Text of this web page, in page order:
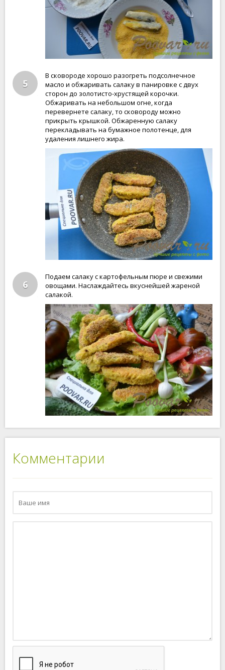
5
В сковороде хорошо разогреть подсолнечное
масло и обжаривать салаку в панировке с двух
сторон до золотисто-хрустящей корочки.
Обжаривать на небольшом огне, когда
перевернете салаку, то сковороду можно
прикрыть крышкой. Обжаренную салаку
перекладывать на бумажное полотенце, для
удаления лишнего жира.
6
Подаем салаку с картофельным пюре и свежими
овощами. Наслаждайтесь вкуснейшей жареной
салакой.
Комментарии